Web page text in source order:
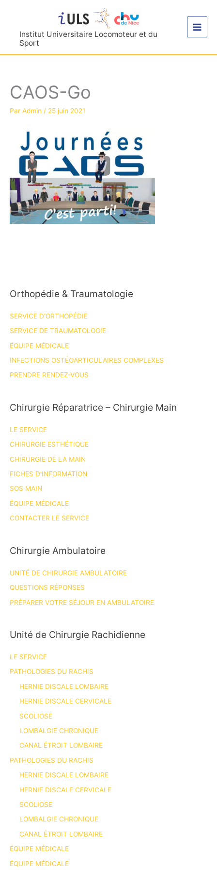
contenuInstitut Universitaire Locomoteur et du
Sport
CAOS-Go
Par Admin / 25 juin 2021
Orthopédie & Traumatologie
SERVICE D’ORTHOPÉDIE
SERVICE DE TRAUMATOLOGIE
ÉQUIPE MÉDICALE
INFECTIONS OSTÉOARTICULAIRES COMPLEXES
PRENDRE RENDEZ-VOUS
Chirurgie Réparatrice – Chirurgie Main
LE SERVICE
CHIRURGIE ESTHÉTIQUE
CHIRURGIE DE LA MAIN
FICHES D’INFORMATION
SOS MAIN
ÉQUIPE MÉDICALE
CONTACTER LE SERVICE
Chirurgie Ambulatoire
UNITÉ DE CHIRURGIE AMBULATOIRE
QUESTIONS RÉPONSES
PRÉPARER VOTRE SÉJOUR EN AMBULATOIRE
Unité de Chirurgie Rachidienne
LE SERVICE
PATHOLOGIES DU RACHIS
HERNIE DISCALE LOMBAIRE
HERNIE DISCALE CERVICALE
SCOLIOSE
LOMBALGIE CHRONIQUE
CANAL ÉTROIT LOMBAIRE
PATHOLOGIES DU RACHIS
HERNIE DISCALE LOMBAIRE
HERNIE DISCALE CERVICALE
SCOLIOSE
LOMBALGIE CHRONIQUE
CANAL ÉTROIT LOMBAIRE
ÉQUIPE MÉDICALE
ÉQUIPE MÉDICALE